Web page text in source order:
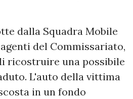
dalla Squadra Mobile
del Commissariato,
ricostruire una possibile
L'auto della vittima
in un fondo